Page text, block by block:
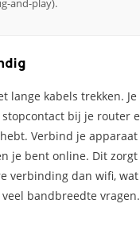
and-play).
lange kabels trekken.
bij je router
Verbind je apparaat
je bent online. Dit
verbinding dan wifi,
bandbreedte vragen.